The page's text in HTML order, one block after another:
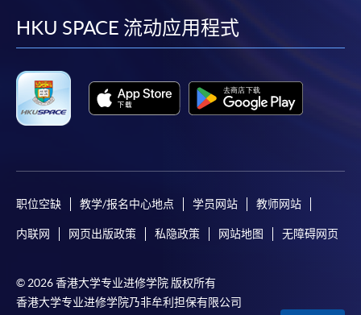
facebook
youtube
linkedin
HKU SPACE 流动应用程式
职位空缺 教学/报名中心地点 学员网站 教师网站
内联网 网页出版政策 私隐政策 网站地图 无障碍网页
© 2026 香港大学专业进修学院 版权所有
香港大学专业进修学院乃非牟利担保有限公司